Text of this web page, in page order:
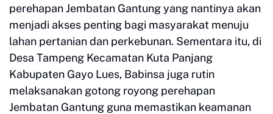
perehapan Jembatan Gantung yang nantinya akan
menjadi akses penting bagi masyarakat menuju
lahan pertanian dan perkebunan. Sementara itu, di
Desa Tampeng Kecamatan Kuta Panjang
Kabupaten Gayo Lues, Babinsa juga rutin
melaksanakan gotong royong perehapan
Jembatan Gantung guna memastikan keamanan